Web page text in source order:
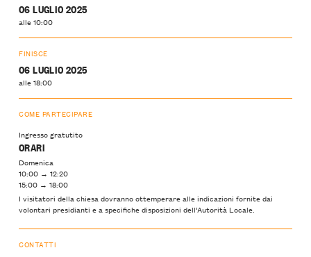
06 LUGLIO 2025
alle 10:00
FINISCE
06 LUGLIO 2025
alle 18:00
COME PARTECIPARE
Ingresso gratutito
ORARI
Domenica
10:00 → 12:20
15:00 → 18:00
I visitatori della chiesa dovranno ottemperare alle indicazioni fornite dai
volontari presidianti e a specifiche disposizioni dell’Autorità Locale.
CONTATTI